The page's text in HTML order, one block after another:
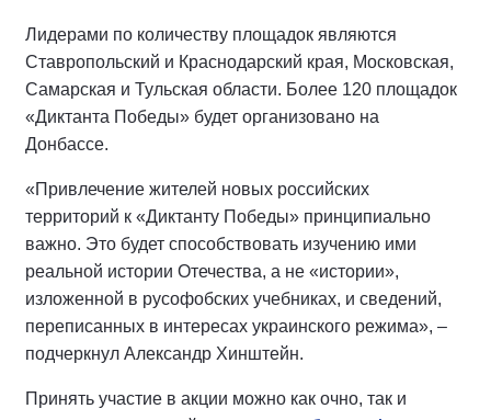
Лидерами по количеству площадок являются
Ставропольский и Краснодарский края, Московская,
Самарская и Тульская области. Более 120 площадок
«Диктанта Победы» будет организовано на
Донбассе.
«Привлечение жителей новых российских
территорий к «Диктанту Победы» принципиально
важно. Это будет способствовать изучению ими
реальной истории Отечества, а не «истории»,
изложенной в русофобских учебниках, и сведений,
переписанных в интересах украинского режима», –
подчеркнул Александр Хинштейн.
Принять участие в акции можно как очно, так и